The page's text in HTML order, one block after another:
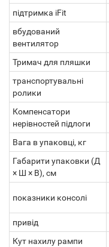
підтримка iFit
вбудований
вентилятор
Тримач для пляшки
транспортувальні
ролики
Компенсатори
нерівностей підлоги
Вага в упаковці, кг
Габарити упаковки (Д
× Ш × В), см
показники консолі
привід
Кут нахилу рампи